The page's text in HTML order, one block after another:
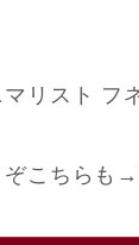
リスト フ
こちらも →